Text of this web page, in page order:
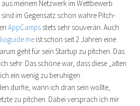
meinem Netzwerk im Wettbewerb.
im Gegensatz schon wahre Pitch-
AppCamps stets sehr souverän. Auch
ist schon seit 2 Jahren eine
geht für sein Startup zu pitchen. Das
sehr. Das schöne war, dass diese „alten
ein wenig zu beruhigen.
durfte, wann ich dran sein wollte,
zu pitchen. Dabei versprach ich mir